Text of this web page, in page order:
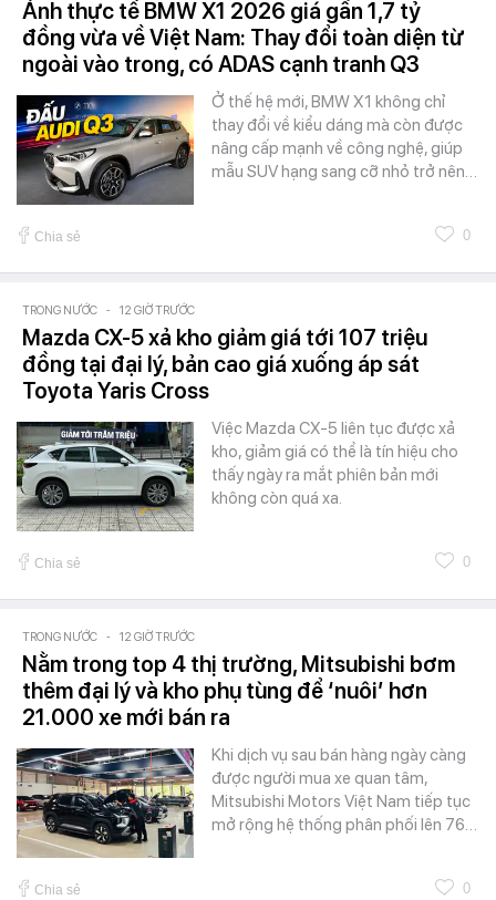
Ảnh thực tế BMW X1 2026 giá gần 1,7 tỷ
đồng vừa về Việt Nam: Thay đổi toàn diện từ
ngoài vào trong, có ADAS cạnh tranh Q3
Ở thế hệ mới, BMW X1 không chỉ
thay đổi về kiểu dáng mà còn được
nâng cấp mạnh về công nghệ, giúp
mẫu SUV hạng sang cỡ nhỏ trở nên…
Chia sẻ 0
TRONG NƯỚC - 12 GIỜ TRƯỚC
Mazda CX-5 xả kho giảm giá tới 107 triệu
đồng tại đại lý, bản cao giá xuống áp sát
Toyota Yaris Cross
Việc Mazda CX-5 liên tục được xả
kho, giảm giá có thể là tín hiệu cho
thấy ngày ra mắt phiên bản mới
không còn quá xa.
Chia sẻ 0
TRONG NƯỚC - 12 GIỜ TRƯỚC
Nằm trong top 4 thị trường, Mitsubishi bơm
thêm đại lý và kho phụ tùng để ‘nuôi’ hơn
21.000 xe mới bán ra
Khi dịch vụ sau bán hàng ngày càng
được người mua xe quan tâm,
Mitsubishi Motors Việt Nam tiếp tục
mở rộng hệ thống phân phối lên 76…
Chia sẻ 0